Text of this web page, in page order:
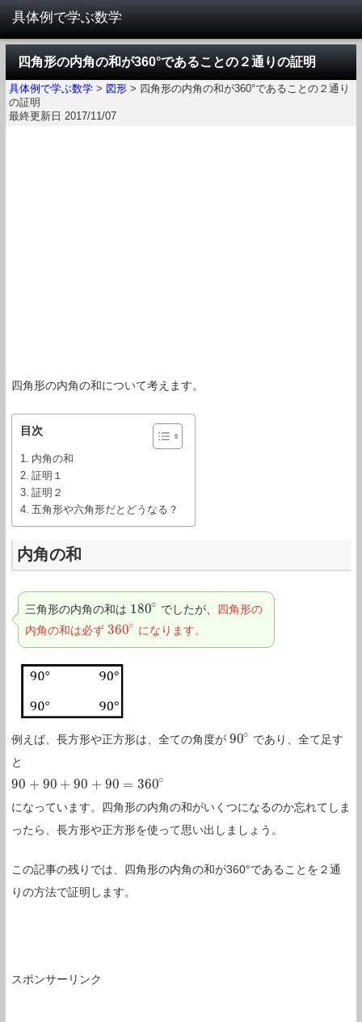
四角形の内角の和が360°であることの２通りの証明
具体例で学ぶ数学 > 図形 > 四角形の内角の和が360°であることの２通り
の証明
最終更新日 2017/11/07
四角形の内角の和について考えます。
目次
内角の和
証明１
証明２
五角形や六角形だとどうなる？
内角の和
三角形の内角の和は 180∘
180∘ でしたが、 四角形の
内角の和は必ず 360∘
360∘ になります。
例えば、長方形や正方形は、全ての角度が 90∘
90∘ であり、全て足す
と
90 + 90 + 90 + 90 = 360∘
90+90+90+90= 360∘
になっています。四角形の内角の和がいくつになるのか忘れてしま
ったら、長方形や正方形を使って思い出しましょう。
この記事の残りでは、四角形の内角の和が360°であることを２通
りの方法で証明します。
スポンサーリンク